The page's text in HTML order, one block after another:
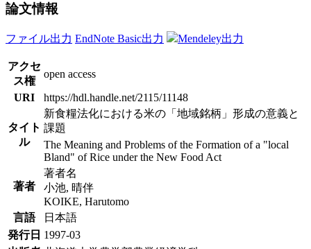
論文情報
ファイル出力 EndNote Basic出力 Mendeley出力
アクセ
ス権
open access
URI
https://hdl.handle.net/2115/11148
タイト
ル
新食糧法化における米の「地域銘柄」形成の意義と
課題
The Meaning and Problems of the Formation of a "local
Bland" of Rice under the New Food Act
著者
著者名
小池, 晴伴
KOIKE, Harutomo
言語
日本語
発行日 1997-03